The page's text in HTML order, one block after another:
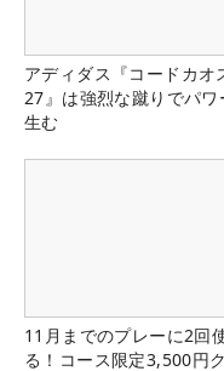
アディダス『コードカオ
27』は強烈な蹴りでパワ
生む
11月までのプレーに2回
る！コース限定3,500円